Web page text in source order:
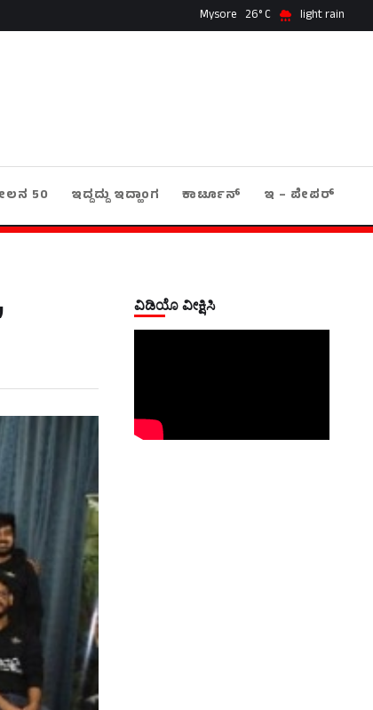
Mysore 26 light rain
50 ಇದ್ದದ್ದು ಇದ್ಹಾಂಗ ಕಾರ್ಟೂನ್ ಇ – ಪೇಪರ್
ವಿಡಿಯೊ ವೀಕ್ಷಿಸಿ